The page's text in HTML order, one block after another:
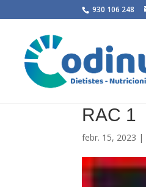
930 106 248
RAC 1
febr. 15, 2023 |